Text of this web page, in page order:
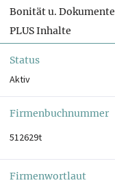
Bonität u. Dokumente
PLUS Inhalte
Status
Aktiv
Firmenbuchnummer
512629t
Firmenwortlaut